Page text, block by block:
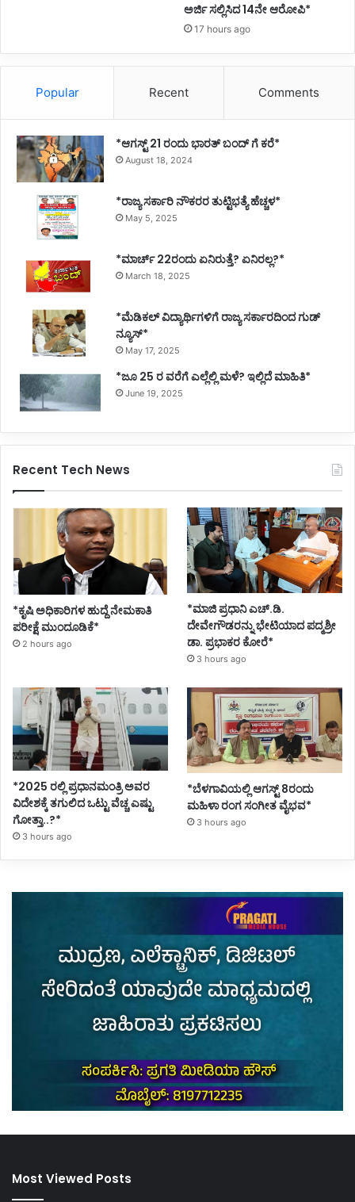
ಅರ್ಜಿ ಸಲ್ಲಿಸಿದ 14ನೇ ಆರೋಪಿ*
17 hours ago
Popular Recent Comments
*ಆಗಸ್ಟ್ 21 ರಂದು ಭಾರತ್‌ ಬಂದ್‌ ಗೆ ಕರೆ*
August 18, 2024
*ರಾಜ್ಯ ಸರ್ಕಾರಿ ನೌಕರರ ತುಟ್ಟಿಭತ್ಯೆ ಹೆಚ್ಚಳ*
May 5, 2025
*ಮಾರ್ಚ್ 22ರಂದು ಏನಿರುತ್ತೆ? ಏನಿರಲ್ಲ?*
March 18, 2025
*ಮೆಡಿಕಲ್ ವಿದ್ಯಾರ್ಥಿಗಳಿಗೆ ರಾಜ್ಯ ಸರ್ಕಾರದಿಂದ ಗುಡ್
ನ್ಯೂಸ್*
May 17, 2025
*ಜೂ 25 ರ ವರೆಗೆ ಎಲ್ಲೆಲ್ಲಿ ಮಳೆ? ಇಲ್ಲಿದೆ ಮಾಹಿತಿ*
June 19, 2025
Recent Tech News
*ಕೃಷಿ ಅಧಿಕಾರಿಗಳ ಹುದ್ದೆ ನೇಮಕಾತಿ
ಪರೀಕ್ಷೆ ಮುಂದೂಡಿಕೆ*
2 hours ago
*ಮಾಜಿ ಪ್ರಧಾನಿ ಎಚ್.ಡಿ.
ದೇವೇಗೌಡರನ್ನು ಭೇಟಿಯಾದ ಪದ್ಮಶ್ರೀ
ಡಾ. ಪ್ರಭಾಕರ ಕೋರೆ*
3 hours ago
*2025 ರಲ್ಲಿ ಪ್ರಧಾನಮಂತ್ರಿ ಅವರ
ವಿದೇಶಕ್ಕೆ ತಗುಲಿದ ಒಟ್ಟು ವೆಚ್ಚ ಎಷ್ಟು
ಗೋತ್ತಾ..?*
3 hours ago
*ಬೆಳಗಾವಿಯಲ್ಲಿ ಆಗಸ್ಟ್ 8ರಂದು
ಮಹಿಳಾ ರಂಗ ಸಂಗೀತ ವೈಭವ*
3 hours ago
Most Viewed Posts